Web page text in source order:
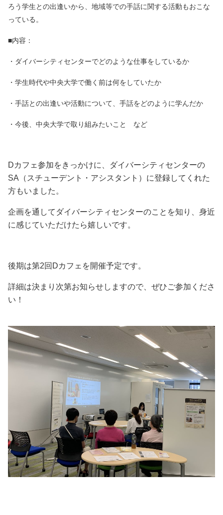
ろう学生との出逢いから、地域等での手話に関する活動もおこな
っている。
■内容：
・ダイバーシティセンターでどのような仕事をしているか
・学生時代や中央大学で働く前は何をしていたか
・手話との出逢いや活動について、手話をどのように学んだか
・今後、中央大学で取り組みたいこと など
Dカフェ参加をきっかけに、ダイバーシティセンターの
SA（スチューデント・アシスタント）に登録してくれた
方もいました。
企画を通してダイバーシティセンターのことを知り、身近
に感じていただけたら嬉しいです。
後期は第2回Dカフェを開催予定です。
詳細は決まり次第お知らせしますので、ぜひご参加くださ
い！